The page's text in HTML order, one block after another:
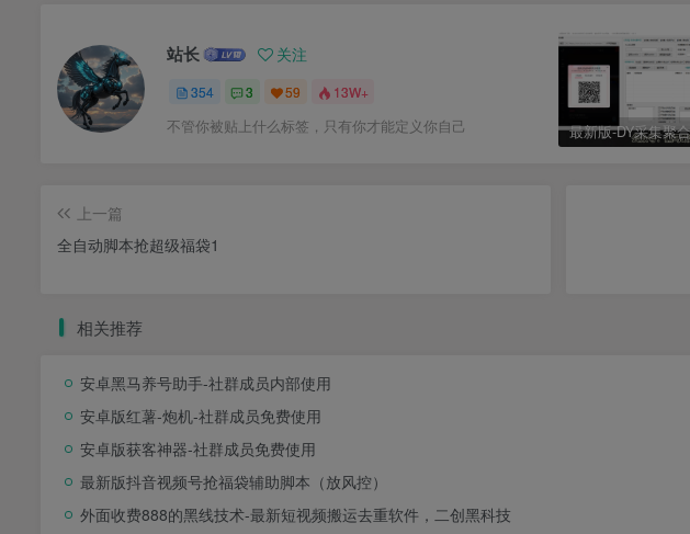
站长 关注
354 3 59 13W+
不管你被贴上什么标签，只有你才能定义你自己
上一篇
全自动脚本抢超级福袋1
相关推荐
安卓黑马养号助手-社群成员内部使用
安卓版红薯-炮机-社群成员免费使用
安卓版获客神器-社群成员免费使用
最新版抖音视频号抢福袋辅助脚本（放风控）
外面收费888的黑线技术-最新短视频搬运去重软件，二创黑科技